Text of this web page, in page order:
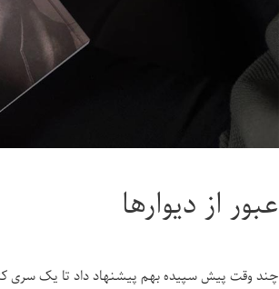
عبور از دیوارها
چند وقت پیش سپیده بهم پیشنهاد داد تا یک سری